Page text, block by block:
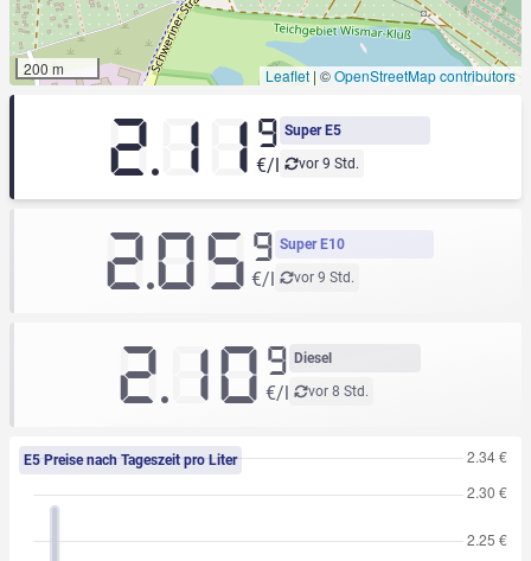
200 m Leaflet | ©OpenStreetMap contributors
Super E5
vor 9 Std.
2.11 9
€/l
Super E10
vor 9 Std.
2.059
€/l
Diesel
vor 8 Std.
2.10 9
€/l
E5 Preise nach Tageszeit pro Liter